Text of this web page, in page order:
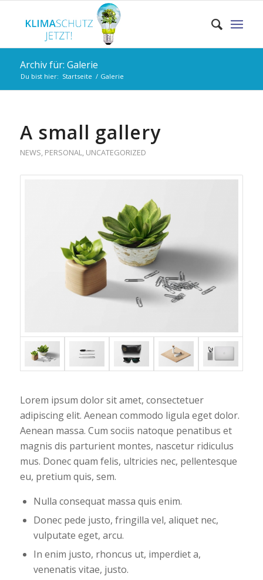
Archiv für: Galerie
Du bist hier: Startseite / Galerie
A small gallery
NEWS, PERSONAL, UNCATEGORIZED
Lorem ipsum dolor sit amet, consectetuer
adipiscing elit. Aenean commodo ligula eget dolor.
Aenean massa. Cum sociis natoque penatibus et
magnis dis parturient montes, nascetur ridiculus
mus. Donec quam felis, ultricies nec, pellentesque
eu, pretium quis, sem.
Nulla consequat massa quis enim.
Donec pede justo, fringilla vel, aliquet nec,
vulputate eget, arcu.
In enim justo, rhoncus ut, imperdiet a,
venenatis vitae, justo.